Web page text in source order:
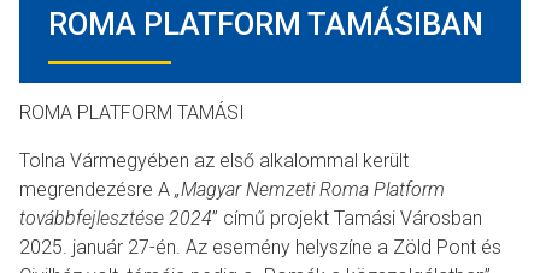
ROMA PLATFORM TAMÁSIBAN
ROMA PLATFORM TAMÁSI
Tolna Vármegyében az első alkalommal került
megrendezésre A „Magyar Nemzeti Roma Platform
továbbfejlesztése 2024” című projekt Tamási Városban
2025. január 27-én. Az esemény helyszíne a Zöld Pont és